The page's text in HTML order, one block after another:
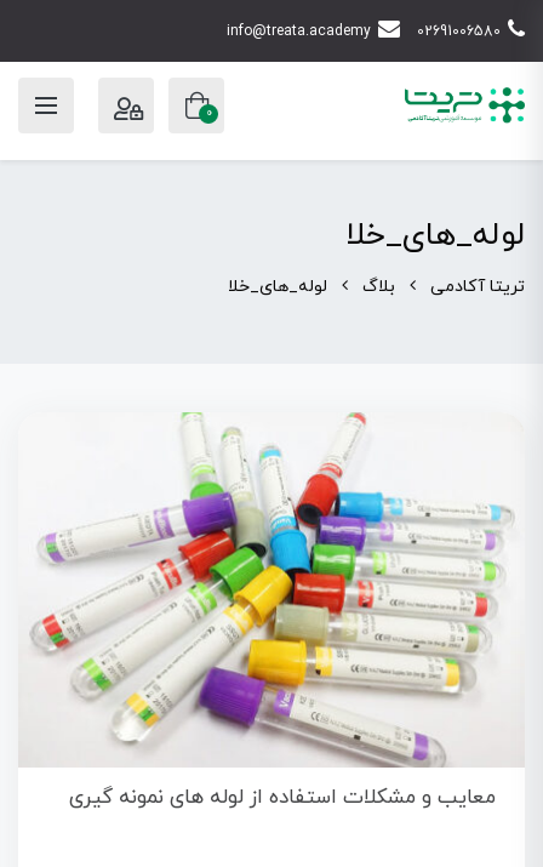
02691006580
info@treata.academy
0
لوله_های_خلا
تریتا آکادمی بلاگ لوله_های_خلا
معایب و مشکلات استفاده از لوله های نمونه گیری